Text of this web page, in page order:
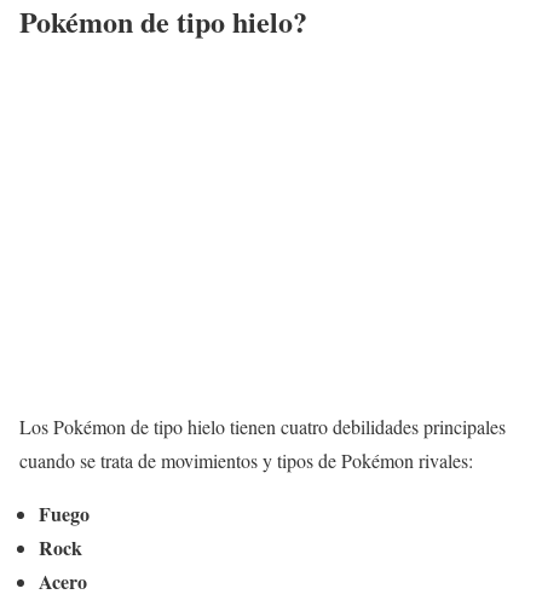
Pokémon de tipo hielo?
Los Pokémon de tipo hielo tienen cuatro debilidades principales
cuando se trata de movimientos y tipos de Pokémon rivales:
Fuego
Rock
Acero